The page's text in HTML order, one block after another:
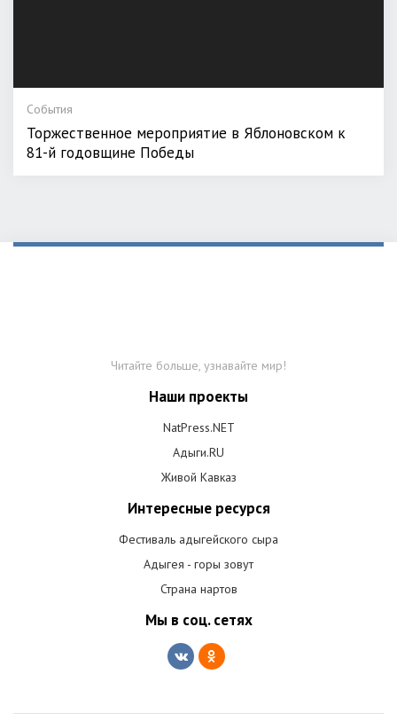
События
Торжественное мероприятие в Яблоновском к
81-й годовщине Победы
Читайте больше, узнавайте мир!
Наши проекты
NatPress.NET
Адыги.RU
Живой Кавказ
Интересные ресурся
Фестиваль адыгейского сыра
Адыгея - горы зовут
Страна нартов
Мы в соц. сетях